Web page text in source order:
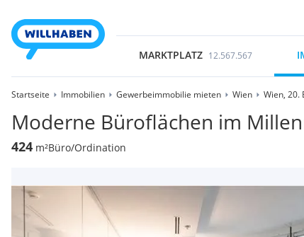
MARKTPLATZ 12.567.567
Startseite Immobilien Gewerbeimmobilie mieten Wien Wien, 20.
Moderne Büroflächen im
424 m²Büro/Ordination